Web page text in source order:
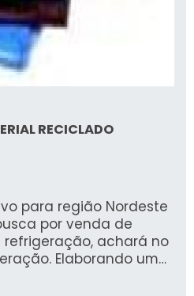
RECICLADO
para região Nordeste
por venda de
achará no
Elaborando uma